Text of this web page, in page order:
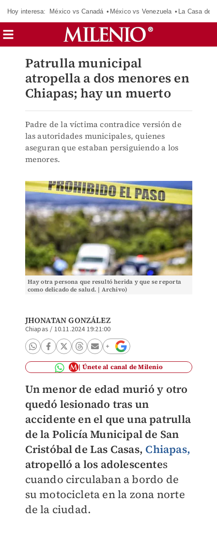
Hoy interesa: México vs Canadá México vs Venezuela La Casa de
Patrulla municipal
atropella a dos menores en
Chiapas; hay un muerto
Padre de la víctima contradice versión de
las autoridades municipales, quienes
aseguran que estaban persiguiendo a los
menores.
Hay otra persona que resultó herida y que se reporta
como delicado de salud. | Archivo)
JHONATAN GONZÁLEZ
Chiapas / 10.11.2024 19:21:00
Únete al canal de Milenio
Un menor de edad murió y otro
quedó lesionado tras un
accidente en el que una patrulla
de la Policía Municipal de San
Cristóbal de Las Casas, Chiapas,
atropelló a los adolescentes
cuando circulaban a bordo de
su motocicleta en la zona norte
de la ciudad.